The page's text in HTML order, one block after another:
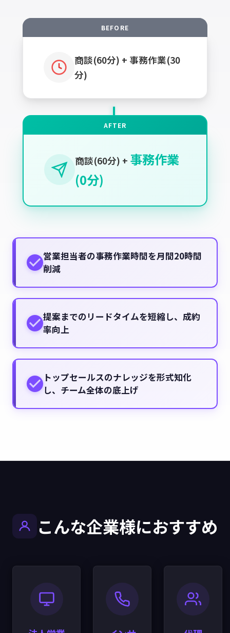
商談(60分) + 事務作業(30
分)
→
商談(60分) + 事務作業
(0分)
営業担当者の事務作業時間を月間20時間
削減
提案までのリードタイムを短縮し、成約
率向上
トップセールスのナレッジを形式知化
し、チーム全体の底上げ
こんな企業様におすすめ